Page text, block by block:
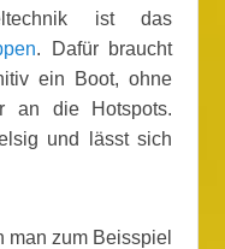
ist das
. Dafür braucht
ein Boot, ohne
an die Hotspots.
und lässt sich
man zum Beisspiel